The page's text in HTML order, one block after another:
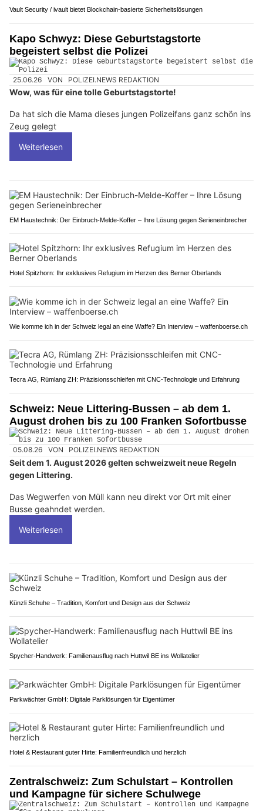
Vault Security / ivault bietet Blockchain-basierte Sicherheitslösungen
Kapo Schwyz: Diese Geburtstagstorte
begeistert selbst die Polizei
25.06.26 VON POLIZEI.NEWS REDAKTION
Wow, was für eine tolle Geburtstagstorte!
Da hat sich die Mama dieses jungen Polizeifans ganz schön ins
Zeug gelegt
Weiterlesen
EM Haustechnik: Der Einbruch-Melde-Koffer – Ihre Lösung gegen Serieneinbrecher
Hotel Spitzhorn: Ihr exklusives Refugium im Herzen des Berner Oberlands
Wie komme ich in der Schweiz legal an eine Waffe? Ein Interview – waffenboerse.ch
Tecra AG, Rümlang ZH: Präzisionsschleifen mit CNC-Technologie und Erfahrung
Schweiz: Neue Littering-Bussen – ab dem 1.
August drohen bis zu 100 Franken Sofortbusse
05.08.26 VON POLIZEI.NEWS REDAKTION
Seit dem 1. August 2026 gelten schweizweit neue Regeln
gegen Littering.
Das Wegwerfen von Müll kann neu direkt vor Ort mit einer
Busse geahndet werden.
Weiterlesen
Künzli Schuhe – Tradition, Komfort und Design aus der Schweiz
Spycher-Handwerk: Familienausflug nach Huttwil BE ins Wollatelier
Parkwächter GmbH: Digitale Parklösungen für Eigentümer
Hotel & Restaurant guter Hirte: Familienfreundlich und herzlich
Zentralschweiz: Zum Schulstart – Kontrollen
und Kampagne für sichere Schulwege